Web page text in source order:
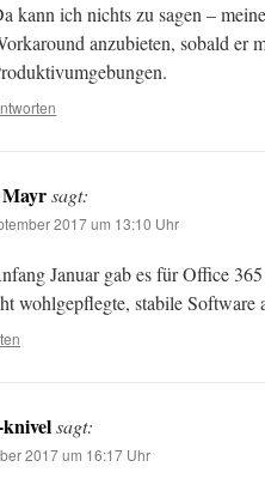
kann ich nichts zu sagen –
anzubieten, sobald er
sagt:
2017 um 13:10 Uhr
Januar gab es für Office
wohlgepflegte, stabile Software
sagt:
2017 um 16:17 Uhr